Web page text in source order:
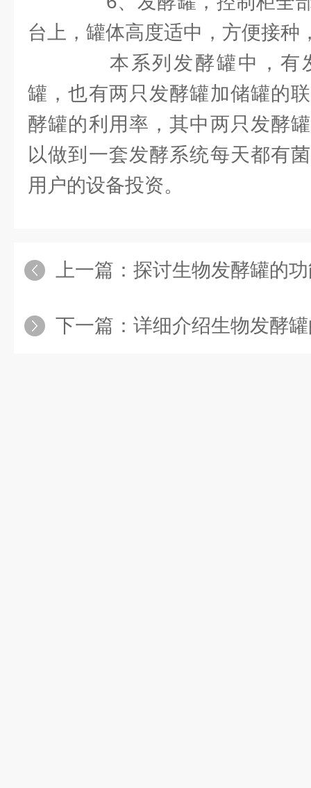
台上，罐体高度适中，方便接种
本系列发酵罐中，有
罐，也有两只发酵罐加储罐的
酵罐的利用率，其中两只发酵
以做到一套发酵系统每天都有
用户的设备投资。
上一篇： 探讨生物发酵罐的
下一篇： 详细介绍生物发酵